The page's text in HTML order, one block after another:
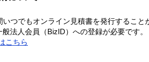
つでもオンライン見積書を発行すること
法人会員（BizID）への登録が必要です。
こちら